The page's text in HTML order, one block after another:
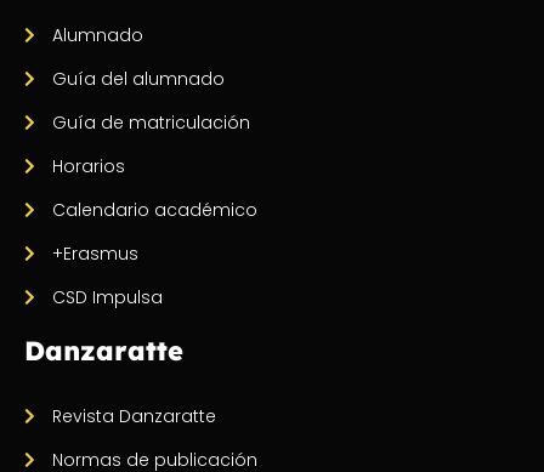
Alumnado
Guía del alumnado
Guía de matriculación
Horarios
Calendario académico
+Erasmus
CSD Impulsa
Danzaratte
Revista Danzaratte
Normas de publicación